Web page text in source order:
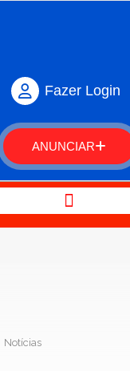
Fazer Login
ANUNCIAR
Notícias